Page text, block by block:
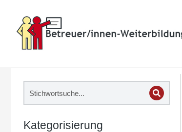
Kategorisierung